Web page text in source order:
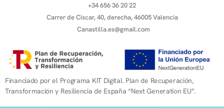
+34 656 36 20 22
Carrer de Ciscar, 40, derecha, 46005 Valencia
Canastilla.es@gmail.com
Financiado por el Programa KIT Digital. Plan de Recuperación,
Transformación y Resiliencia de España “Next Generation EU”.